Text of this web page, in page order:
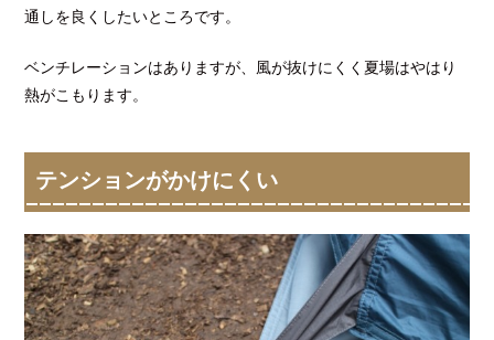
通しを良くしたいところです。
ベンチレーションはありますが、風が抜けにくく夏場はやはり
熱がこもります。
テンションがかけにくい